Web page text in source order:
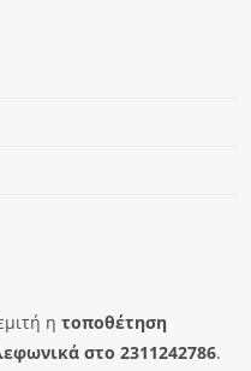
η τοποθέτηση
στο 2311242786.